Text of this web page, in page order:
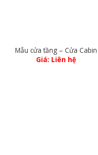
Mẫu cửa tầng – Cửa Cabin
Giá: Liên hệ